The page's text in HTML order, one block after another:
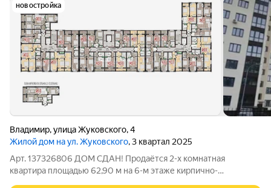
новостройка
Владимир,улица Жуковского,4
Жилой дом на ул. Жуковского, 3 квартал 2025
Арт. 137326806 ДОМ СДАН! Продаётся 2-х комнатная
квартира площадью 62,90 м на 6-м этаже кирпично-